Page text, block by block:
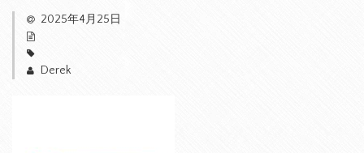
2025年4月25日
Derek